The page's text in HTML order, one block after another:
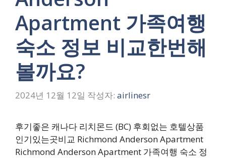
Apartment 가족여행
숙소 정보 비교한번해
볼까요?
2024년 12월 12일 작성자: airlinesr
후기좋은 캐나다 리치몬드 (BC) 후회없는 호텔상품
인기있는곳비교 Richmond Anderson Apartment
Richmond Anderson Apartment 가족여행 숙소 정